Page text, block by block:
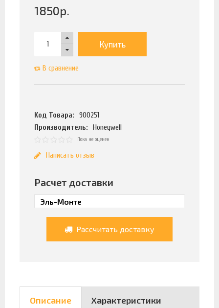
1850р.
Купить
В сравнение
Код Товара:
900251
Производитель:
Honeywell
Пока не оценен
Написать отзыв
Расчет доставки
Рассчитать доставку
Описание Характеристики